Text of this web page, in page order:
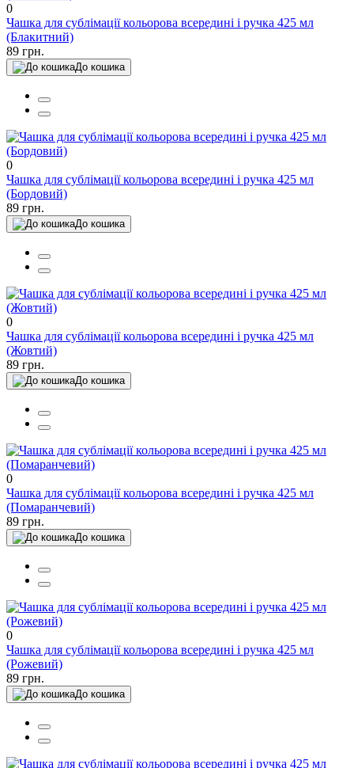
0
Чашка для сублімації кольорова всередині і ручка 425 мл
(Блакитний)
89 грн.
До кошика
0
Чашка для сублімації кольорова всередині і ручка 425 мл
(Бордовий)
89 грн.
До кошика
0
Чашка для сублімації кольорова всередині і ручка 425 мл
(Жовтий)
89 грн.
До кошика
0
Чашка для сублімації кольорова всередині і ручка 425 мл
(Помаранчевий)
89 грн.
До кошика
0
Чашка для сублімації кольорова всередині і ручка 425 мл
(Рожевий)
89 грн.
До кошика